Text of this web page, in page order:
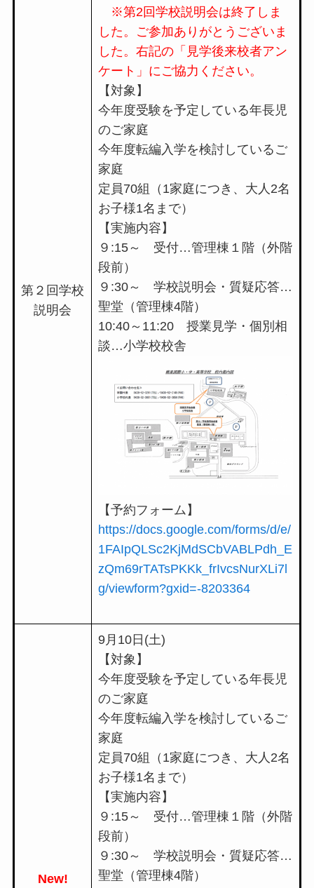
第２回学校
説明会
※第2回学校説明会は終了しま
した。ご参加ありがとうございま
した。右記の「見学後来校者アン
ケート」にご協力ください。
【対象】
今年度受験を予定している年長児
のご家庭
今年度転編入学を検討しているご
家庭
定員70組（1家庭につき、大人2名
お子様1名まで）
【実施内容】
９:15～ 受付…管理棟１階（外階
段前）
９:30～ 学校説明会・質疑応答…
聖堂（管理棟4階）
10:40～11:20 授業見学・個別相
談…小学校校舎
【予約フォーム】
https://docs.google.com/forms/d/e/
1FAIpQLSc2KjMdSCbVABLPdh_E
zQm69rTATsPKKk_frIvcsNurXLi7l
g/viewform?gxid=-8203364
New!
9月10日(土)
【対象】
今年度受験を予定している年長児
のご家庭
今年度転編入学を検討しているご
家庭
定員70組（1家庭につき、大人2名
お子様1名まで）
【実施内容】
９:15～ 受付…管理棟１階（外階
段前）
９:30～ 学校説明会・質疑応答…
聖堂（管理棟4階）